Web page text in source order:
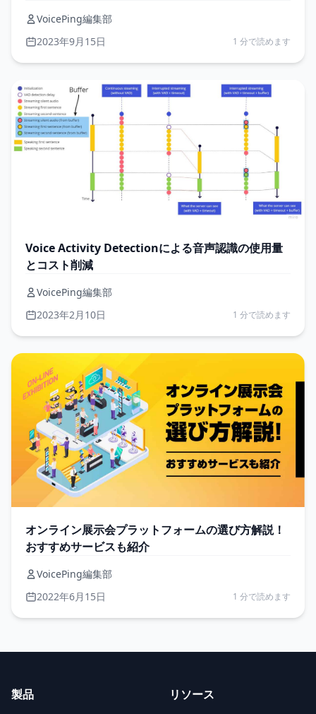
VoicePing編集部
2023年9月15日
1 分で読めます
Voice Activity Detectionによる音声認識の使用量
とコスト削減
VoicePing編集部
2023年2月10日
1 分で読めます
オンライン展示会プラットフォームの選び方解説！
おすすめサービスも紹介
VoicePing編集部
2022年6月15日
1 分で読めます
製品
リソース